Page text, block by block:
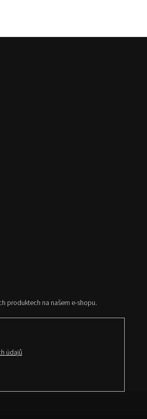
produktech na našem e-shopu.
údajů